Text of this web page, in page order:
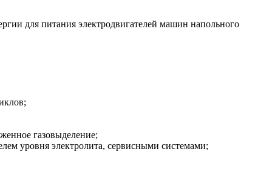
для питания электродвигателей машин напольного
газовыделение;
уровня электролита, сервисными системами;